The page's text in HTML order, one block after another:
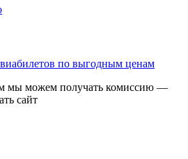
по выгодным ценам
мы можем получать комиссию —
сайт